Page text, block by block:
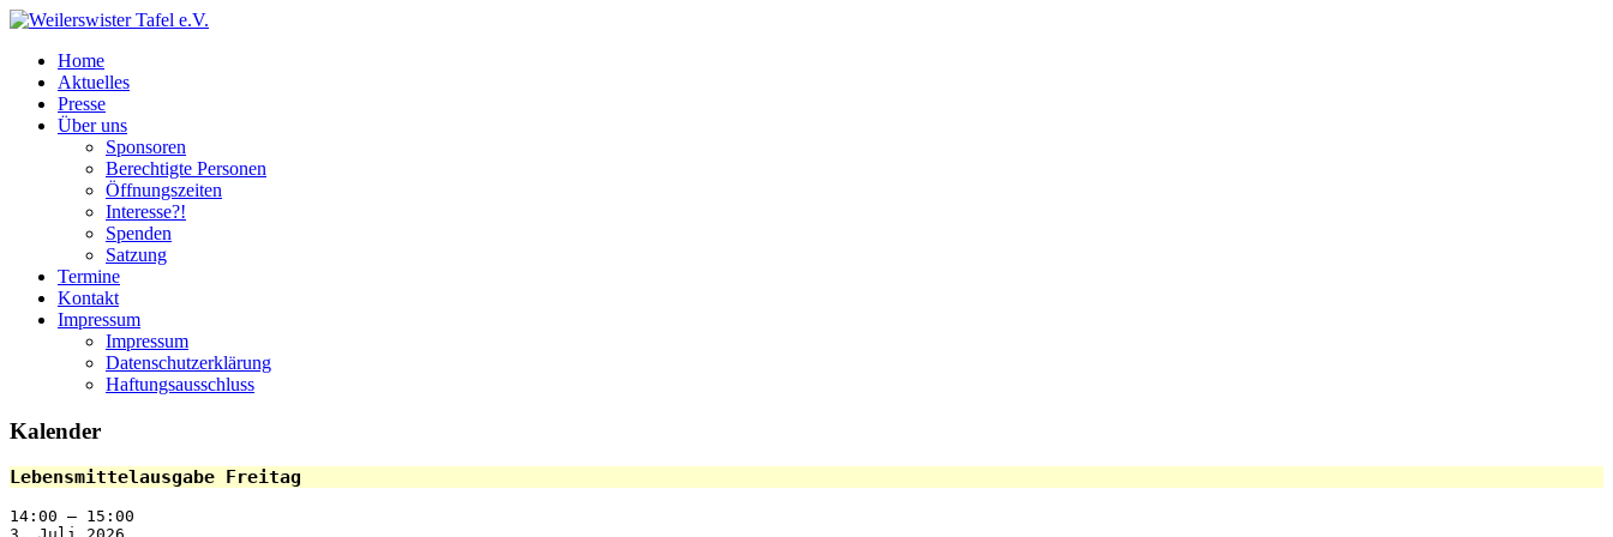
Zum
springen
Weilerswister
Tafel
e.V.
Home
Aktuelles
Presse
Über uns
Sponsoren
Berechtigte Personen
Öffnungszeiten
Interesse?!
Spenden
Satzung
Termine
Kontakt
Impressum
Impressum
Datenschutzerklärung
Haftungsausschluss
Kalender
Lebensmittelausgabe Freitag
14:00 – 15:00